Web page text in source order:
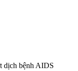
dịch bệnh AIDS